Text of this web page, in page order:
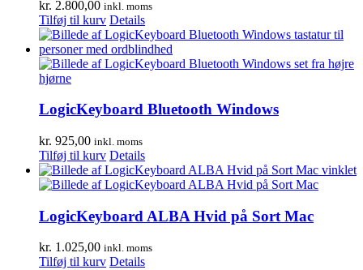
kr. 2.800,00 inkl. moms
Tilføj til kurv Details
LogicKeyboard Bluetooth Windows
kr. 925,00 inkl. moms
Tilføj til kurv Details
LogicKeyboard ALBA Hvid på Sort Mac
kr. 1.025,00 inkl. moms
Tilføj til kurv Details